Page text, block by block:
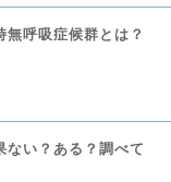
呼吸症候群とは？
ない？ある？調べて